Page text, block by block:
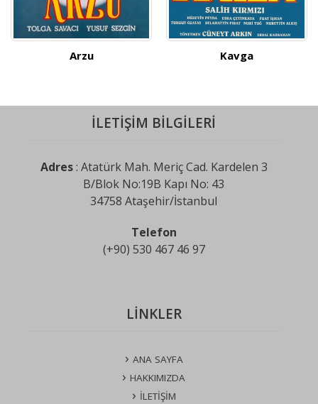
Arzu Kavga
İLETİŞİM BİLGİLERİ
Adres: Atatürk Mah. Meriç Cad. Kardelen 3
B/Blok No:19B Kapı No: 43
34758 Ataşehir/İstanbul
Telefon
(+90) 530 467 46 97
LİNKLER
ANA SAYFA
HAKKIMIZDA
İLETİŞİM